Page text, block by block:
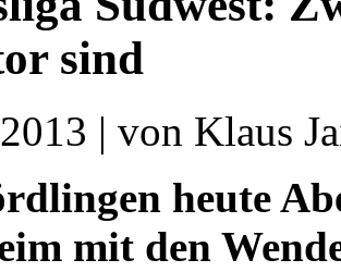
sind
| von Klaus
heute
mit den